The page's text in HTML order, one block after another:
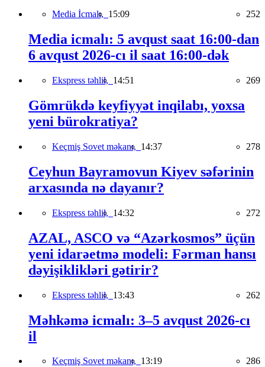
Media İcmalı, 15:09 252
Media icmalı: 5 avqust saat 16:00-dan
6 avqust 2026-cı il saat 16:00-dək
Ekspress təhlil, 14:51 269
Gömrükdə keyfiyyət inqilabı, yoxsa
yeni bürokratiya?
Keçmiş Sovet məkanı, 14:37 278
Ceyhun Bayramovun Kiyev səfərinin
arxasında nə dayanır?
Ekspress təhlil, 14:32 272
AZAL, ASCO və “Azərkosmos” üçün
yeni idarəetmə modeli: Fərman hansı
dəyişiklikləri gətirir?
Ekspress təhlil, 13:43 262
Məhkəmə icmalı: 3–5 avqust 2026-cı
il
Keçmiş Sovet məkanı, 13:19 286